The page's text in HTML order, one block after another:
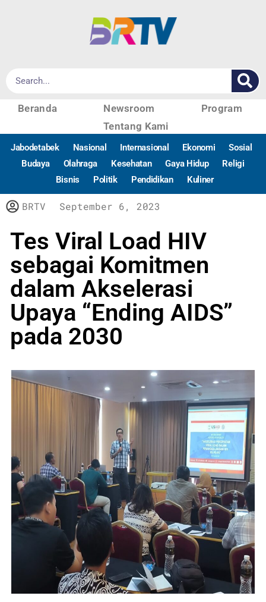
Beranda Newsroom
Program
Tentang Kami
Jabodetabek Nasional Internasional Ekonomi
Sosial
Budaya
Olahraga Kesehatan Gaya Hidup
Religi
Bisnis
Politik Pendidikan Kuliner
BRTV September 6, 2023
Tes Viral Load HIV
sebagai Komitmen
dalam Akselerasi
Upaya “Ending AIDS”
pada 2030